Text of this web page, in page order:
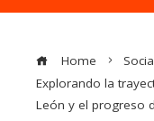
Home
Explorando la
León y el progreso